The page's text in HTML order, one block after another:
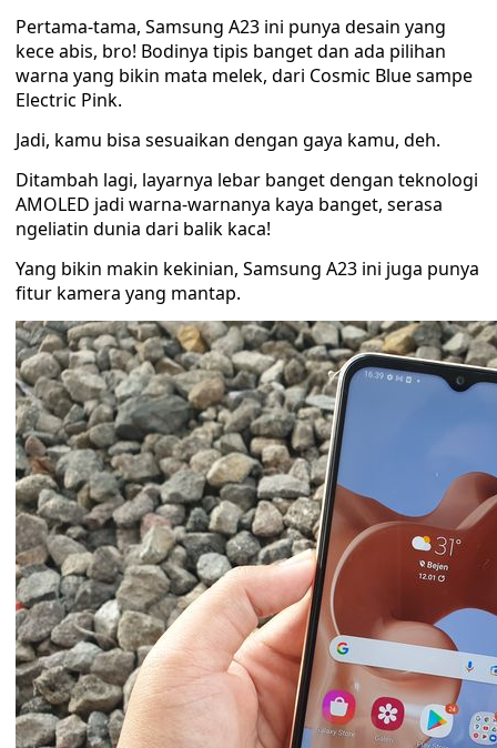
Pertama-tama, Samsung A23 ini punya desain yang
kece abis, bro! Bodinya tipis banget dan ada pilihan
warna yang bikin mata melek, dari Cosmic Blue sampe
Electric Pink.
Jadi, kamu bisa sesuaikan dengan gaya kamu, deh.
Ditambah lagi, layarnya lebar banget dengan teknologi
AMOLED jadi warna-warnanya kaya banget, serasa
ngeliatin dunia dari balik kaca!
Yang bikin makin kekinian, Samsung A23 ini juga punya
fitur kamera yang mantap.